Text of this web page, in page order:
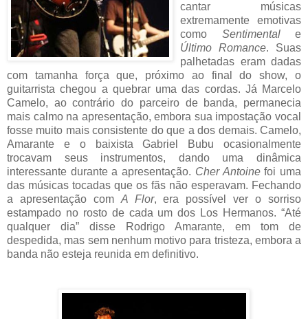
cantar músicas
extremamente emotivas
como Sentimentale
Último Romance. Suas
palhetadas eram dadas
com tamanha força que, próximo ao final do show, o
guitarrista chegou a quebrar uma das cordas. Já Marcelo
Camelo, ao contrário do parceiro de banda, permanecia
mais calmo na apresentação, embora sua impostação vocal
fosse muito mais consistente do que a dos demais. Camelo,
Amarante e o baixista Gabriel Bubu ocasionalmente
trocavam seus instrumentos, dando uma dinâmica
interessante durante a apresentação. Cher Antoinefoi uma
das músicas tocadas que os fãs não esperavam. Fechando
a apresentação com A Flor, era possível ver o sorriso
estampado no rosto de cada um dos Los Hermanos. “Até
qualquer dia” disse Rodrigo Amarante, em tom de
despedida, mas sem nenhum motivo para tristeza, embora a
banda não esteja reunida em definitivo.